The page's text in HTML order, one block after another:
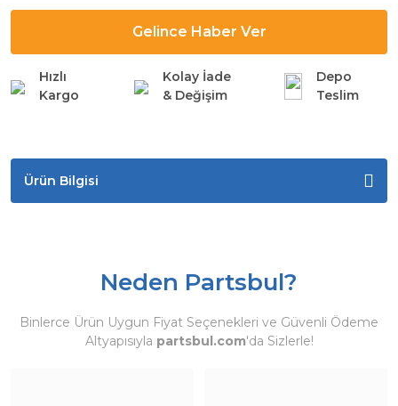
Gelince Haber Ver
Hızlı
Kargo
Kolay İade
& Değişim
Depo
Teslim
Ürün Bilgisi
Neden Partsbul?
Binlerce Ürün Uygun Fiyat Seçenekleri ve Güvenli Ödeme
Altyapısıyla partsbul.com'da Sizlerle!